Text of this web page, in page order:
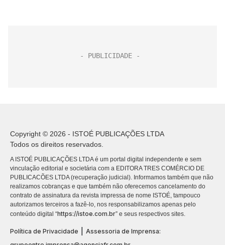
Copyright © 2026 - ISTOÉ PUBLICAÇÕES LTDA
Todos os direitos reservados.
A ISTOÉ PUBLICAÇÕES LTDA é um portal digital independente e sem
vinculação editorial e societária com a EDITORA TRES COMÉRCIO DE
PUBLICACÕES LTDA (recuperação judicial). Informamos também que não
realizamos cobranças e que também não oferecemos cancelamento do
contrato de assinatura da revista impressa de nome ISTOÉ, tampouco
autorizamos terceiros a fazê-lo, nos responsabilizamos apenas pelo
conteúdo digital “https://istoe.com.br” e seus respectivos sites.
Política de Privacidade
Assessoria de Imprensa: